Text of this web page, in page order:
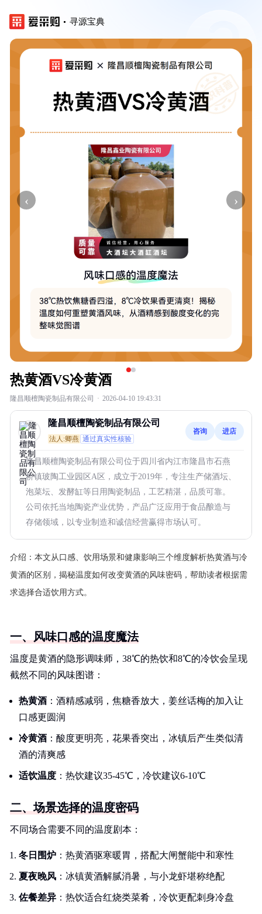
寻源宝典
‹ ›
热黄酒VS冷黄酒
隆昌顺檀陶瓷制品有限公司 · 2026-04-10 19:43:31
隆昌顺檀陶瓷制品有限公司
法人:卿燕 通过真实性核验
咨询 进店
隆昌顺檀陶瓷制品有限公司位于四川省内江市隆昌市石燕
桥镇玻陶工业园区A区，成立于2019年，专注生产储酒坛、
泡菜坛、发酵缸等日用陶瓷制品，工艺精湛，品质可靠。
公司依托当地陶瓷产业优势，产品广泛应用于食品酿造与
存储领域，以专业制造和诚信经营赢得市场认可。
介绍： 本文从口感、饮用场景和健康影响三个维度解析热黄酒与冷
黄酒的区别，揭秘温度如何改变黄酒的风味密码，帮助读者根据需
求选择合适饮用方式。
一、风味口感的温度魔法
温度是黄酒的隐形调味师，38℃的热饮和8℃的冷饮会呈现
截然不同的风味图谱：
热黄酒 ：酒精感减弱，焦糖香放大，姜丝话梅的加入让
口感更圆润
冷黄酒 ：酸度更明亮，花果香突出，冰镇后产生类似清
酒的清爽感
适饮温度 ：热饮建议35-45℃，冷饮建议6-10℃
二、场景选择的温度密码
不同场合需要不同的温度剧本：
冬日围炉 ：热黄酒驱寒暖胃，搭配大闸蟹能中和寒性
夏夜晚风 ：冰镇黄酒解腻消暑，与小龙虾堪称绝配
佐餐差异 ：热饮适合红烧类菜肴，冷饮更配刺身冷盘